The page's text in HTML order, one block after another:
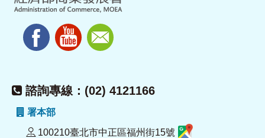
諮詢專線：(02) 4121166
署本部
100210臺北市中正區福州街15號